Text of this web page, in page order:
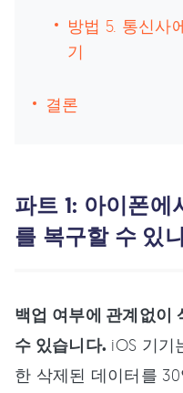
방법 5. 통신사
기
결론
파트 1: 아이폰
를 복구할 수 있
백업 여부에 관계없이
수 있습니다. iOS 기기
한 삭제된 데이터를